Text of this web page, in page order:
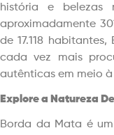
história e belezas
aproximadamente
de 17.118
cada vez mais
autênticas em meio
Explore a Natureza
Borda da Mata é